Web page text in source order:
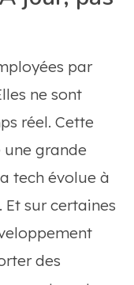
par
ne sont
réel. Cette
grande
tech évolue à
sur certaines
des